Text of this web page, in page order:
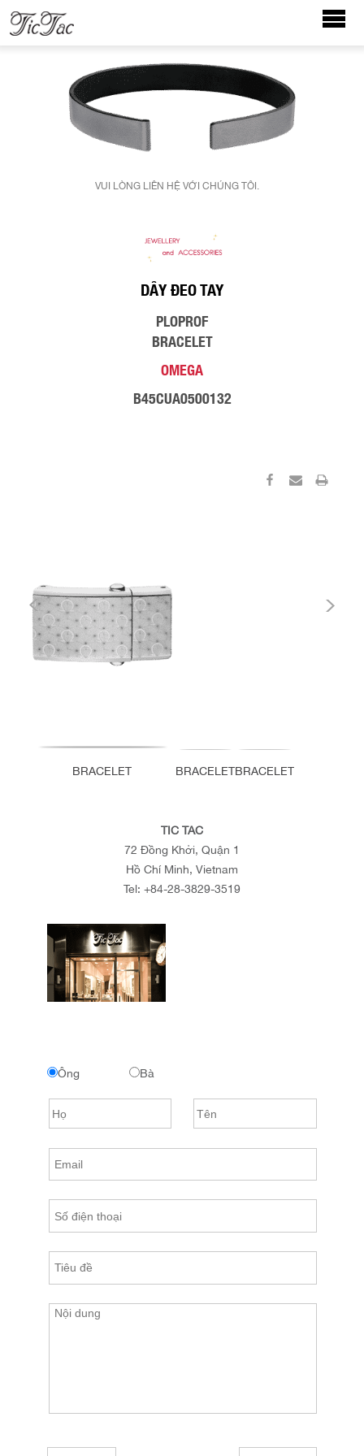
VUI LÒNG LIÊN HỆ VỚI CHÚNG TÔI.
DÂY ĐEO TAY
PLOPROF
BRACELET
OMEGA
B45CUA0500132
BRACELET BRACELETBRACELET
TIC TAC
72 Đồng Khởi, Quận 1
Hồ Chí Minh, Vietnam
Tel: +84-28-3829-3519
Ông Bà